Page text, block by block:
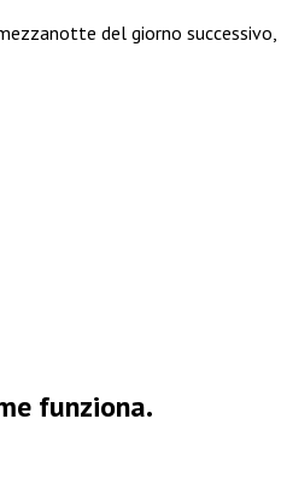
del giorno successivo,
funziona.